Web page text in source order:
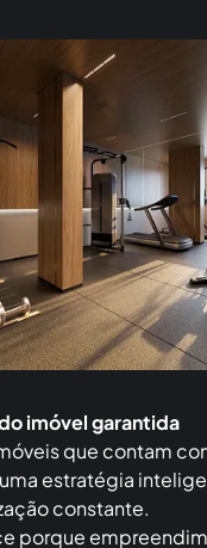
imóvel garantida
que contam
estratégia
constante.
porque